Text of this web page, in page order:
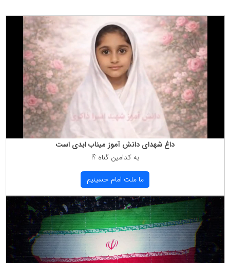
داغ شهدای دانش آموز میناب ابدی است
به كدامین گناه ؟!
ما ملت امام حسینیم